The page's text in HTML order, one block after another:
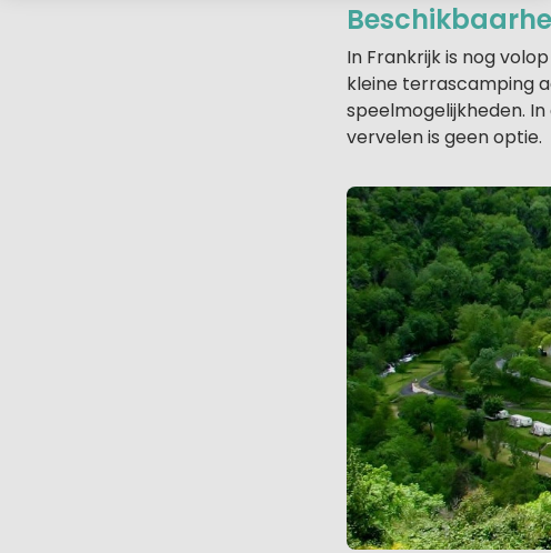
In Frankrijk is nog
kleine terrascamping
speelmogelijkheden.
vervelen is geen optie.